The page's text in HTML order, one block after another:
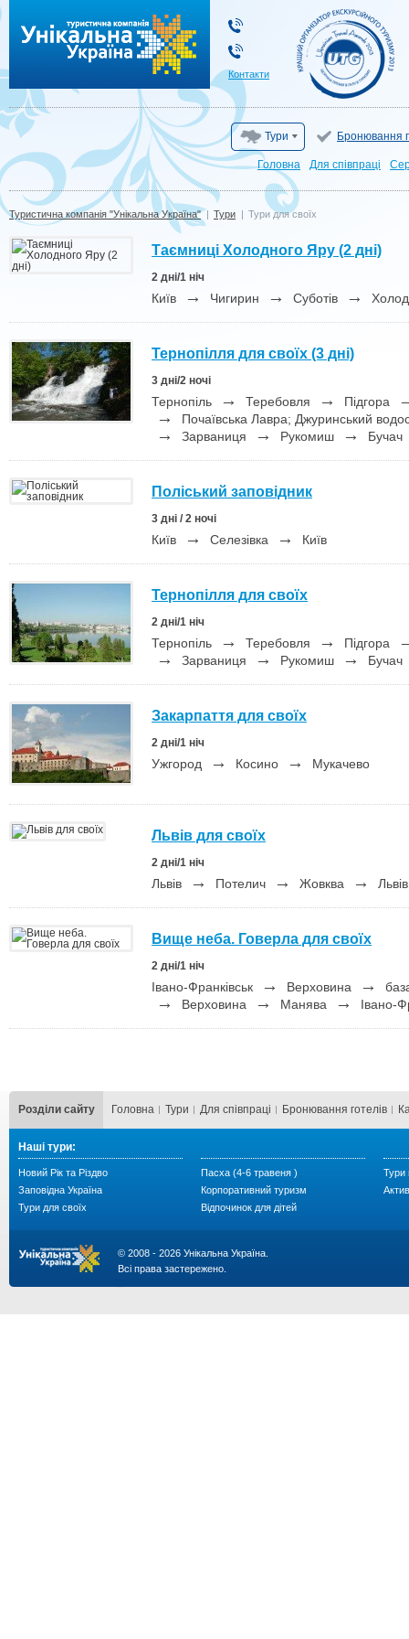
Контакти
Тури Бронювання
Головна Для cпівпраці
Туристична компанія "Унікальна Україна" | Тури | Тури для своїх
Таємниці Холодного Яру (2 дні)
2 дні/1 ніч
Київ → Чигирин → Суботів →
Тернопілля для своїх (3 дні)
3 дні/2 ночі
Тернопіль → Теребовля → Підгора
→
Почаївська Лавра; Джуринський
→ Зарваниця → Рукомиш → Бучач
Поліський заповідник
3 дні / 2 ночі
Київ → Селезівка → Київ
Тернопілля для своїх
2 дні/1 ніч
Тернопіль → Теребовля → Підгора
→
Зарваниця → Рукомиш → Бучач
Закарпаття для своїх
2 дні/1 ніч
Ужгород → Косино → Мукачево
Львів для своїх
2 дні/1 ніч
Львів → Потелич → Жовква → Львів
Вище неба. Говерла для своїх
2 дні/1 ніч
Івано-Франківськ → Верховина →
→ Верховина → Манява → Івано-
Розділи сайту Головна Тури Для cпівпраці Бронювання готелів
Наші тури:
Новий Рік та Різдво
Заповідна Україна
Тури для своїх
Пасха (4-6 травеня )
Корпоративний туризм
Відпочинок для дітей
Тури
© 2008 - 2026 Унікальна Україна.
Всі права застережено.